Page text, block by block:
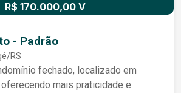
R$ 170.000,00 V
- Padrão
RS
fechado, localizado em
mais praticidade e